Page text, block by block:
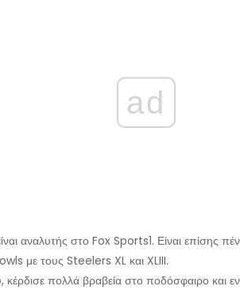
ad
αναλυτής στο Fox Sports1. Είναι επίσης
με τους Steelers XL και XLIII.
κέρδισε πολλά βραβεία στο ποδόσφαιρο